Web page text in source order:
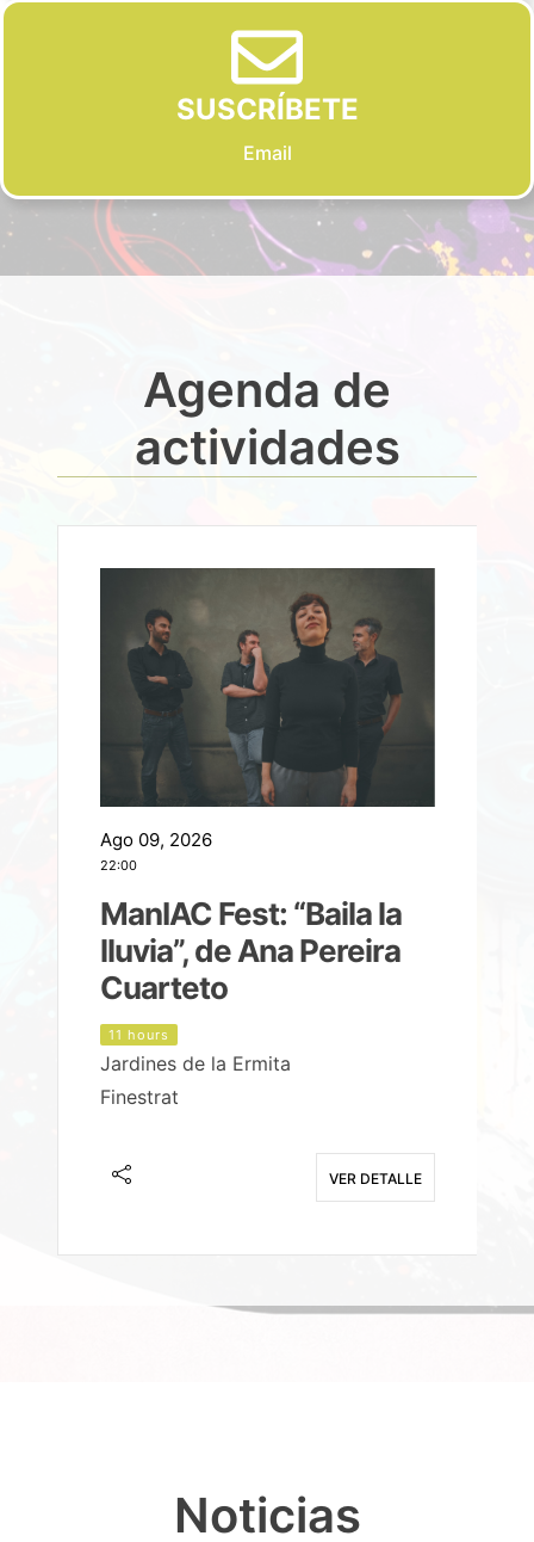
SUSCRÍBETE
Email
Agenda de
actividades
Ago 09, 2026
22:00
ManIAC Fest: “Baila la
lluvia”, de Ana Pereira
Cuarteto
11 hours
Jardines de la Ermita
Finestrat
VER DETALLE
Noticias